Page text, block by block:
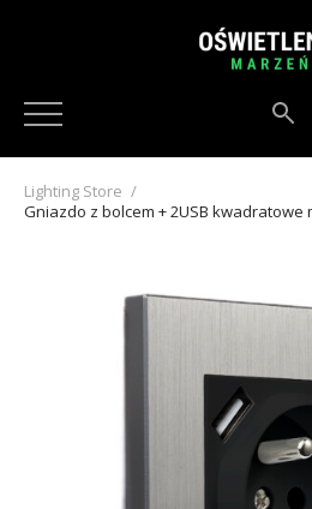
Lighting Store /
Gniazdo z bolcem + 2USB